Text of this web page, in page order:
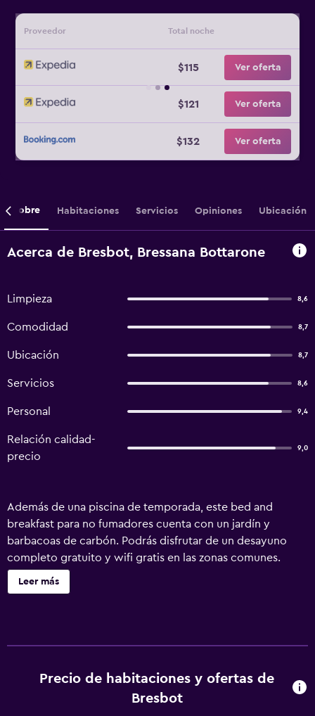
Proveedor Total noche
$115 Ver oferta
$121 Ver oferta
$132 Ver oferta
Sobre Habitaciones Servicios Opiniones Ubicación
Acerca de Bresbot, Bressana Bottarone
Limpieza 8,6
Comodidad 8,7
Ubicación 8,7
Servicios 8,6
Personal 9,4
Relación calidad-
precio
9,0
Además de una piscina de temporada, este bed and
breakfast para no fumadores cuenta con un jardín y
barbacoas de carbón. Podrás disfrutar de un desayuno
completo gratuito y wifi gratis en las zonas comunes.
Otras instalaciones incluyen una sala de estar compartida
y una máquina expendedora. Bresbot ofrece 5
con bañera profunda y cabezal de ducha tipo lluvia, y
bidé. Este bed and breakfast en Bressana Bottarone ofrece
Leer más
Precio de habitaciones y ofertas de
Bresbot